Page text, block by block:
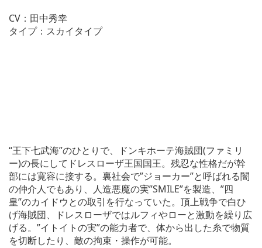
CV：田中秀幸
タイプ：スカイタイプ
“王下七武海”のひとりで、ドンキホーテ海賊団(ファミリ
ー)の長にしてドレスローザ王国国王。残忍な性格だが幹
部には寛容に接する。裏社会で”ジョーカー”と呼ばれる闇
の仲介人でもあり、人造悪魔の実”SMILE”を製造、”四
皇”のカイドウとの取引を行なっていた。頂上戦争で白ひ
げ海賊団、ドレスローザではルフィやローと激動を繰り広
げる。”イトイトの実”の能力者で、体から出した糸で物質
を切断したり、敵の拘束・操作が可能。